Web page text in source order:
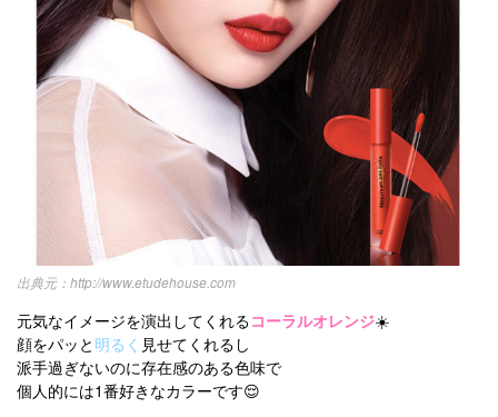
http://www.etudehouse.com
元気なイメージを演出してくれるコーラルオレンジ☀️
顔をパッと 明るく 見せてくれるし
派手過ぎないのに存在感のある色味で
個人的には1番好きなカラーです😌